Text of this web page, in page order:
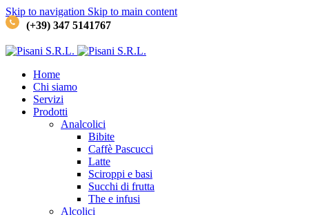
Skip to navigation Skip to main content
(+39) 347 5141767
Home
Chi siamo
Servizi
Prodotti
Analcolici
Bibite
Caffè Pascucci
Latte
Sciroppi e basi
Succhi di frutta
The e infusi
Alcolici